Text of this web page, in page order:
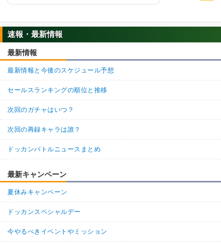
速報・最新情報
最新情報
最新情報と今後のスケジュール予想
セールスランキングの順位と推移
次回のガチャはいつ？
次回の再録キャラは誰？
ドッカンバトルニュースまとめ
最新キャンペーン
夏休みキャンペーン
ドッカンスペシャルデー
今やるべきイベントやミッション